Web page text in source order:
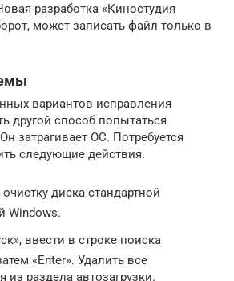
разработка «Киностудия
может записать файл только в
вариантов исправления
другой способ попытаться
затрагивает ОС. Потребуется
следующие действия.
диска стандартной
Windows.
ввести в строке поиска
«Enter». Удалить все
из раздела автозагрузки.